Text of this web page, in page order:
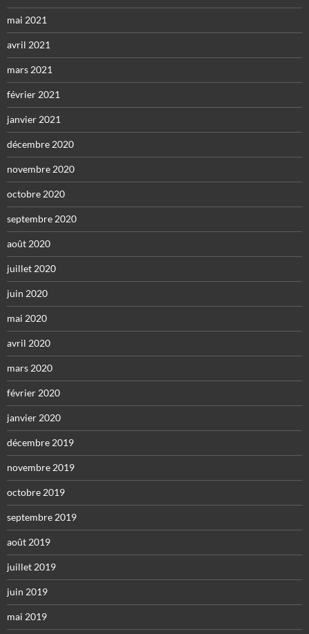
mai 2021
avril 2021
mars 2021
février 2021
janvier 2021
décembre 2020
novembre 2020
octobre 2020
septembre 2020
août 2020
juillet 2020
juin 2020
mai 2020
avril 2020
mars 2020
février 2020
janvier 2020
décembre 2019
novembre 2019
octobre 2019
septembre 2019
août 2019
juillet 2019
juin 2019
mai 2019